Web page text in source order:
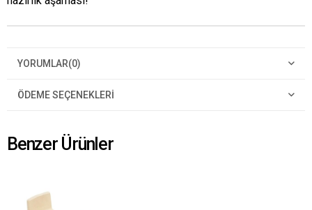
YORUMLAR(0)
ÖDEME SEÇENEKLERI
Benzer Ürünler